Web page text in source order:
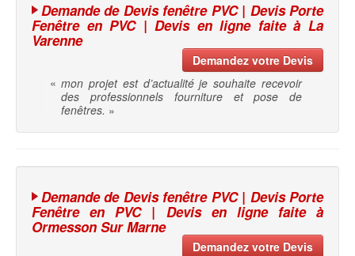
Demande de Devis fenêtre PVC | Devis Porte
Fenêtre en PVC | Devis en ligne faite à La
Varenne
Demandez votre Devis
« mon projet est d’actualité je souhaite recevoir
des professionnels fourniture et pose de
fenêtres. »
Demande de Devis fenêtre PVC | Devis Porte
Fenêtre en PVC | Devis en ligne faite à
Ormesson Sur Marne
Demandez votre Devis